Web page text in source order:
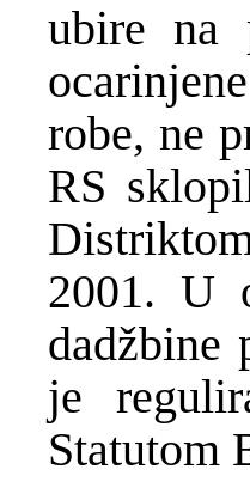
ubire na
robe, ne
RS
2001. U
dadžbine
je
Statutom